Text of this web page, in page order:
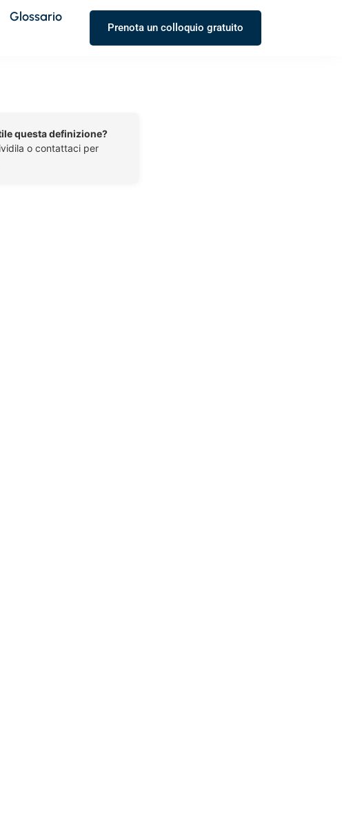
Glossario
Prenota un colloquio gratuito
questa definizione?
o contattaci per